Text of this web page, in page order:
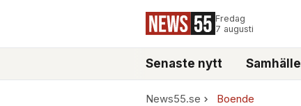
Fredag
7 augusti
Senaste nytt Samhälle
News55.se Boende